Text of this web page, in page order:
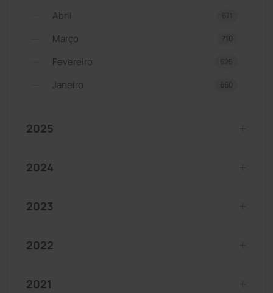
Abril 671
Março 710
Fevereiro 625
Janeiro 660
2025
2024
2023
2022
2021